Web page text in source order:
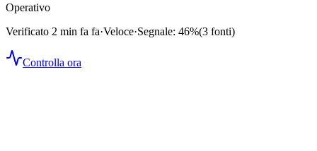
Operativo
Verificato 2 min fa fa·Veloce·Segnale: 46%(3 fonti)
Controlla ora